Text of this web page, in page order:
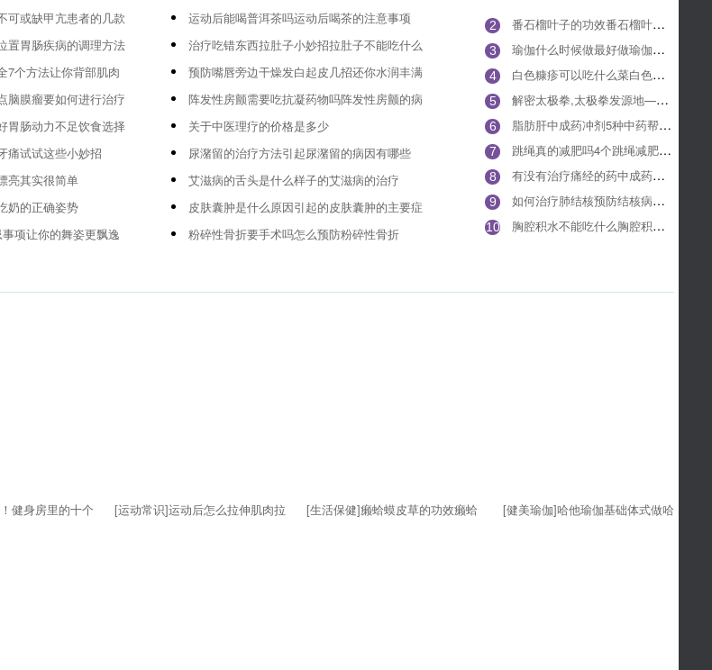
可或缺甲亢患者的几款
运动后能喝普洱茶吗运动后喝茶的注意事项
置胃肠疾病的调理方法
治疗吃错东西拉肚子小妙招拉肚子不能吃什么
7个方法让你背部肌肉
预防嘴唇旁边干燥发白起皮几招还你水润丰满
脑膜瘤要如何进行治疗
阵发性房颤需要吃抗凝药物吗阵发性房颤的病
胃肠动力不足饮食选择
关于中医理疗的价格是多少
痛试试这些小妙招
尿潴留的治疗方法引起尿潴留的病因有哪些
亮其实很简单
艾滋病的舌头是什么样子的艾滋病的治疗
奶的正确姿势
皮肤囊肿是什么原因引起的皮肤囊肿的主要症
项让你的舞姿更飘逸
粉碎性骨折要手术吗怎么预防粉碎性骨折
2 番石榴叶子的功效番石榴叶子有什么养生作用
3 瑜伽什么时候做最好做瑜伽有哪些好处
4 白色糠疹可以吃什么菜白色糠疹有哪些典型症状
5 解密太极拳,太极拳发源地——陈家沟
6 脂肪肝中成药冲剂5种中药帮你治疗脂肪肝
7 跳绳真的减肥吗4个跳绳减肥的小秘密让瘦身更轻松
8 有没有治疗痛经的药中成药辩证治痛经
9 如何治疗肺结核预防结核病的常识有哪些
10 胸腔积水不能吃什么胸腔积水饮食禁忌
健身房里的十个
[运动常识]运动后怎么拉伸肌肉拉
[生活保健]癞蛤蟆皮草的功效癞蛤
[健美瑜伽]哈他瑜伽基础体式做哈